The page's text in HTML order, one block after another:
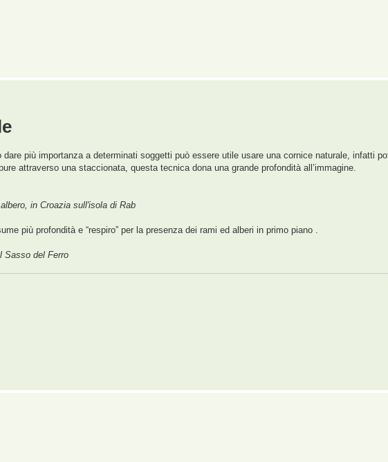
più importanza a determinati soggetti può essere utile usare una cornice naturale, infatti
attraverso una staccionata, questa tecnica dona una grande profondità all’immagine.
in Croazia sull'isola di Rab
più profondità e “respiro” per la presenza dei rami ed alberi in primo piano .
Sasso del Ferro